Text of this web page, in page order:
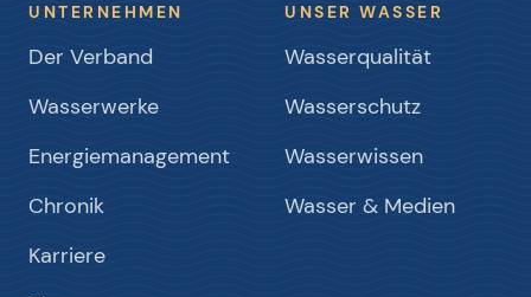
UNTERNEHMEN
Der Verband
Wasserwerke
Energiemanagement
Chronik
Karriere
UNSER WASSER
Wasserqualität
Wasserschutz
Wasserwissen
Wasser & Medien